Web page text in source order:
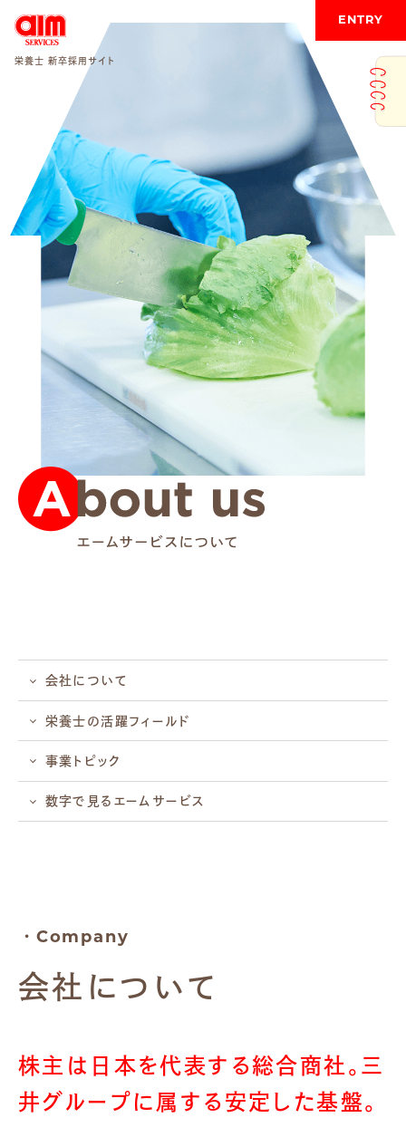
栄養士 新卒採用サイト
ENTRY
会社について
栄養士の活躍フィールド
事業トピック
数字で見るエームサービス
・Company
会社について
株主は日本を代表する総合商社。 三
井グループに属する安定した基盤。